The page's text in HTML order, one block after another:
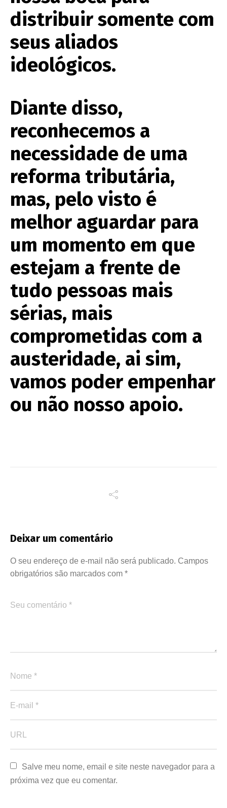
distribuir somente com
seus aliados
ideológicos.
Diante disso,
reconhecemos a
necessidade de uma
reforma tributária,
mas, pelo visto é
melhor aguardar para
um momento em que
estejam a frente de
tudo pessoas mais
sérias, mais
comprometidas com a
austeridade, ai sim,
vamos poder empenhar
ou não nosso apoio.
Deixar um comentário
O seu endereço de e-mail não será publicado. Campos
obrigatórios são marcados com *
Salve meu nome, email e site neste navegador para a
próxima vez que eu comentar.